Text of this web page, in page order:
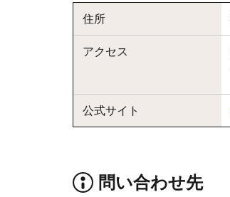
住所
アクセス
公式サイト
問い合わせ先